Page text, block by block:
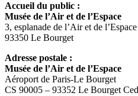
Accueil du public :
Musée de l’Air et de l’Espace
3, esplanade de l’Air et de l’Espace
93350 Le Bourget
Adresse postale :
Musée de l’Air et de l’Espace
Aéroport de Paris-Le Bourget
CS 90005 – 93352 Le Bourget